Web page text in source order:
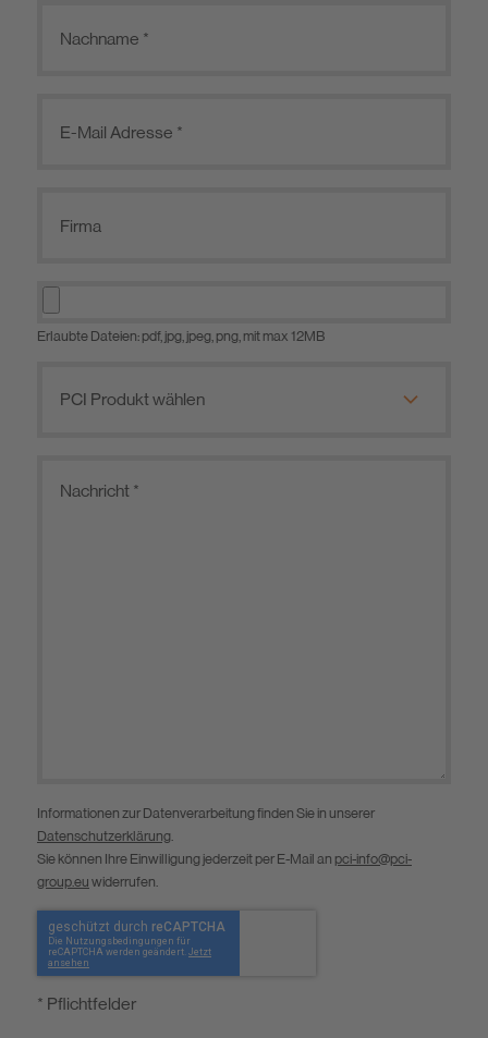
Erlaubte Dateien: pdf, jpg, jpeg, png, mit max 12MB
Informationen zur Datenverarbeitung finden Sie in unserer
Datenschutzerklärung.
Sie können Ihre Einwilligung jederzeit per E-Mail an pci-info@pci-
group.eu widerrufen.
* Pflichtfelder